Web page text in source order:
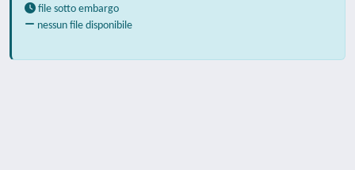
file sotto embargo
nessun file disponibile